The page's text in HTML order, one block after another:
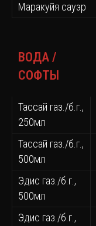
Маракуйя сауэр
ВОДА /
СОФТЫ
Taccай газ./б.г.,
250мл
Taccай газ./б.г.,
500мл
Эдис газ./б.г.,
500мл
Эдис газ./б.г.,